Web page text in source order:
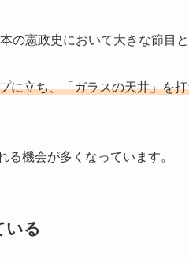
の憲政史において大きな節目と
に立ち、「ガラスの天井」を
機会が多くなっています。
いる